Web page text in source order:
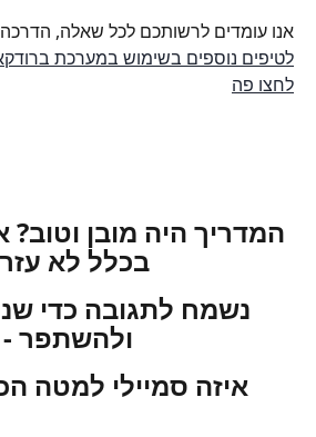
אנו עומדים לרשותכם לכל שאלה,
לטיפים נוספים בשימוש במערכת
לחצו פה
המדריך היה מובן וטוב?
בכלל לא
נשמח לתגובה כדי
ולהשתפר -
איזה סמיילי למטה